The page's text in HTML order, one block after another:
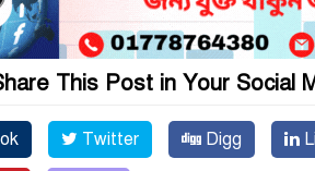
This Post in Your Social
Twitter Digg